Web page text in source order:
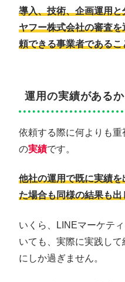
導入、技術、企画運用
ヤフー株式会社の審査
頼できる事業者である
運用の実績があるか
依頼する際に何よりも
の実績です。
他社の運用で既に実績
た場合も同様の結果も
いくら、LINEマーケテ
いても、実際に実践し
にしか過ぎません。